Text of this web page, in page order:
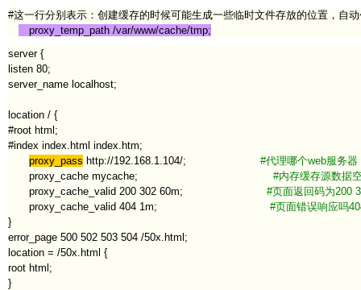
#这一行分别表示：创建缓存的时候可能生成一些临时文件存放的位置，自
proxy_temp_path /var/www/cache/tmp;
server {
listen 80;
server_name localhost;
location / {
#root html;
#index index.html index.htm;
proxy_pass http://192.168.1.104/; #代理哪个web服务器
proxy_cache mycache; #内存缓存源数据
proxy_cache_valid 200 302 60m; #页面返回码为200
proxy_cache_valid 404 1m; #页面错误响应吗
}
error_page 500 502 503 504 /50x.html;
location = /50x.html {
root html;
}